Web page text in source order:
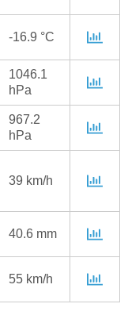
-16.9 °C
1046.1
hPa
967.2
hPa
39 km/h
40.6 mm
55 km/h